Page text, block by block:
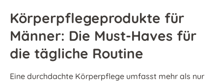
Körperpflegeprodukte für
Männer: Die Must-Haves für
die tägliche Routine
Eine durchdachte Körperpflege umfasst mehr als nur